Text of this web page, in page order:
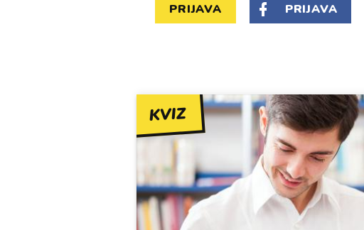
PRIJAVA PRIJAVA
KVIZ